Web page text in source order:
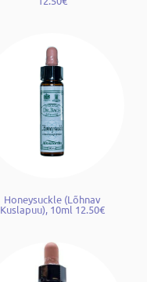
Honeysuckle (Lõhnav
Kuslapuu), 10ml 12.50€